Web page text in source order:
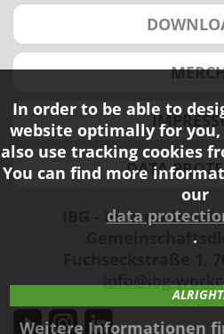
In order to be able to
website optimally for you,
also use tracking cookies
You can find more
our
data
.
Weitere Informationen
DATA
IBG - Internationale
info@ibg-